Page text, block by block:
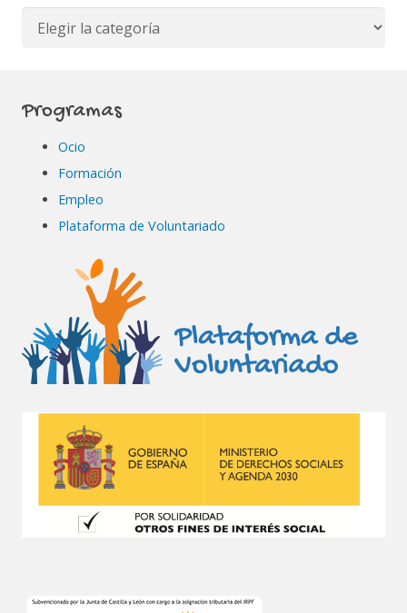
Categorías
Programas
Ocio
Formación
Empleo
Plataforma de Voluntariado